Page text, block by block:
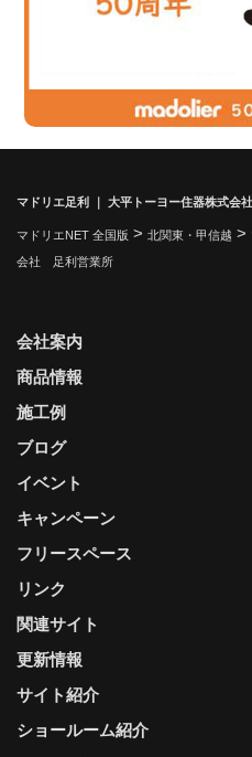
マドリエ足利 ｜ 大平トーヨー住器株式会
マドリエNET 全国版 > 北関東・甲信越 >
会社 足利営業所
更新情報
サイト紹介
ショールーム紹介
会社案内
商品情報
施工例
ブログ
イベント
キャンペーン
フリースペース
リンク
関連サイト